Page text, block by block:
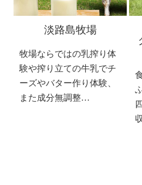
淡路島牧場
牧場ならではの乳搾り体
験や搾り立ての牛乳でチ
ーズやバター作り体験、
また成分無調整…